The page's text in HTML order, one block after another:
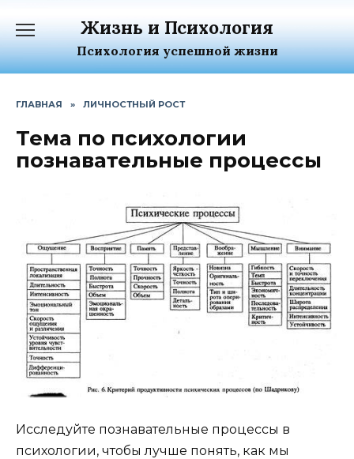
содержанию
Жизнь и Психология
Психология успешной жизни
ГЛАВНАЯ » ЛИЧНОСТНЫЙ РОСТ
Тема по психологии
познавательные процессы
Исследуйте познавательные процессы в
психологии, чтобы лучше понять, как мы